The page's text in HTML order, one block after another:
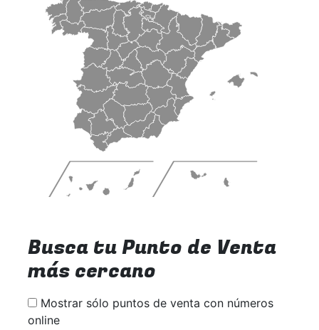
Busca tu Punto de Venta
más cercano
Mostrar sólo puntos de venta con números
online